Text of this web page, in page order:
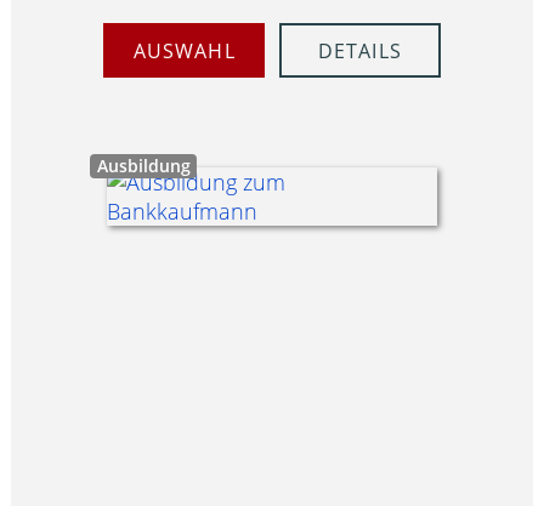
AUSWAHL DETAILS
Ausbildung